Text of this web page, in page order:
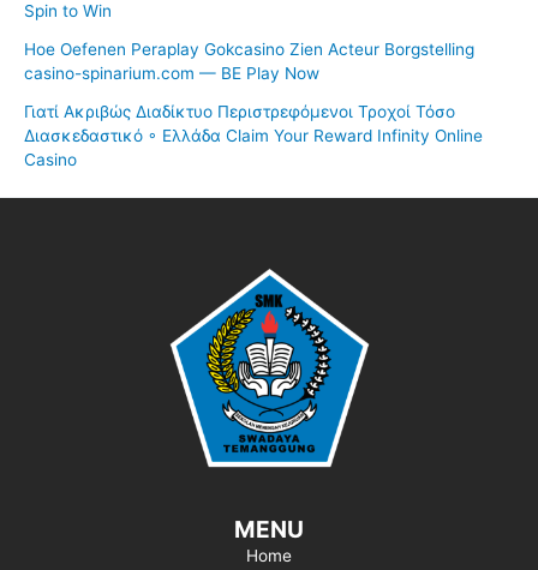
Spin to Win
Hoe Oefenen Peraplay Gokcasino Zien Acteur Borgstelling
casino-spinarium.com — BE Play Now
Γιατί Ακριβώς Διαδίκτυο Περιστρεφόμενοι Τροχοί Τόσο
Διασκεδαστικό ◦ Ελλάδα Claim Your Reward Infinity Online
Casino
MENU
Home